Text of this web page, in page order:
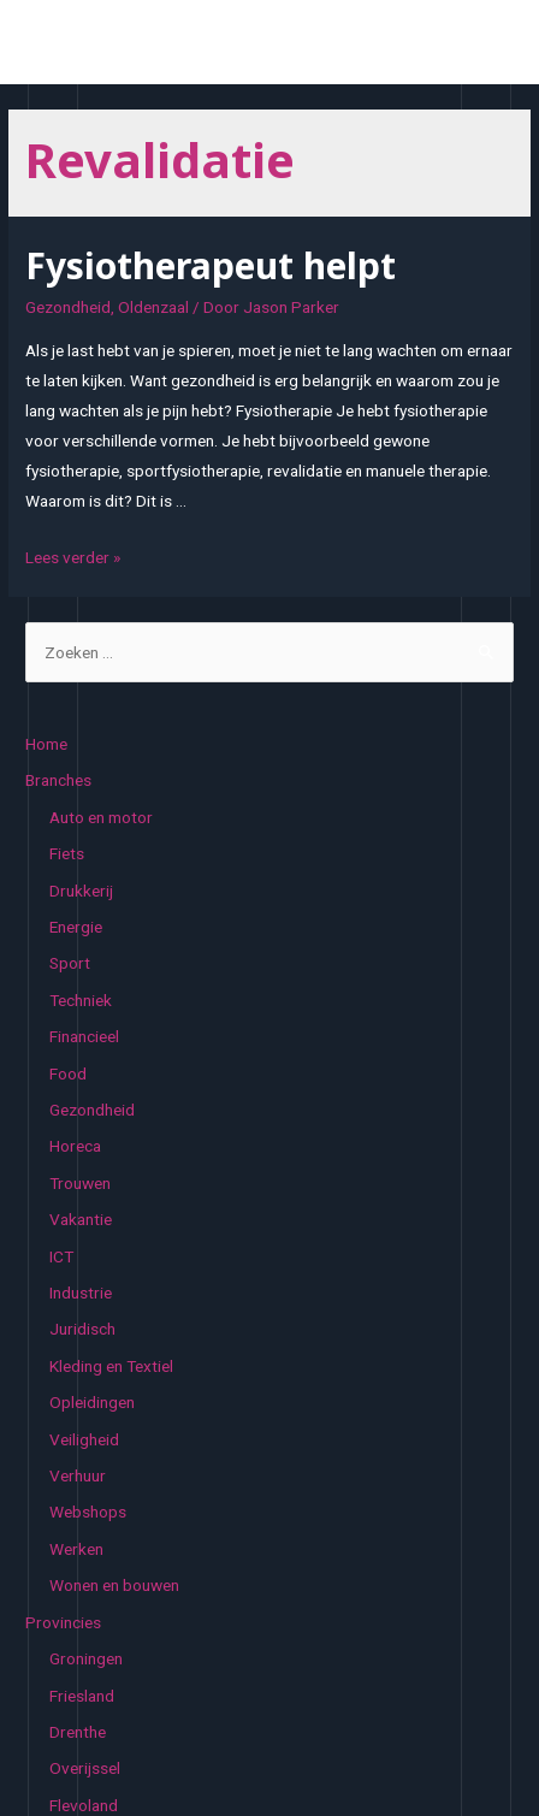
Revalidatie
Fysiotherapeut helpt
Gezondheid ,Oldenzaal / Door Jason Parker
Als je last hebt van je spieren, moet je niet te lang wachten om ernaar
te laten kijken. Want gezondheid is erg belangrijk en waarom zou je
lang wachten als je pijn hebt? Fysiotherapie Je hebt fysiotherapie
voor verschillende vormen. Je hebt bijvoorbeeld gewone
fysiotherapie, sportfysiotherapie, revalidatie en manuele therapie.
Waarom is dit? Dit is …
Fysiotherapeut
Lees verder »
Home
Branches
Auto en motor
Fiets
Drukkerij
Energie
Sport
Techniek
Financieel
Food
Gezondheid
Horeca
Trouwen
Vakantie
ICT
Industrie
Juridisch
Kleding en Textiel
Opleidingen
Veiligheid
Verhuur
Webshops
Werken
Wonen en bouwen
Provincies
Groningen
Friesland
Drenthe
Overijssel
Flevoland